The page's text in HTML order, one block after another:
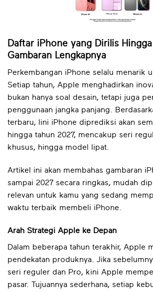
Daftar iPhone yang Dirilis
Gambaran Lengkapnya
Perkembangan iPhone selalu menarik
Setiap tahun, Apple menghadirkan
bukan hanya soal desain, tetapi juga
penggunaan jangka panjang.
terbaru, lini iPhone diprediksi akan
hingga tahun 2027, mencakup seri
khusus, hingga model lipat.
Artikel ini akan membahas gambaran
sampai 2027 secara ringkas, mudah
relevan untuk kamu yang sedang
waktu terbaik membeli iPhone.
Arah Strategi Apple ke Depan
Dalam beberapa tahun terakhir, Apple
pendekatan produknya. Jika
seri reguler dan Pro, kini Apple
pasar. Tujuannya sederhana, setiap